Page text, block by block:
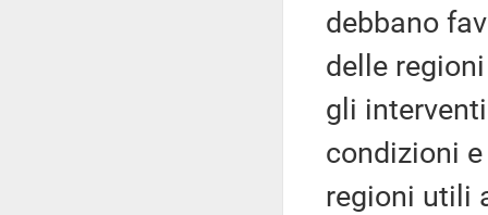
debbano
delle
gli
condizioni
regioni utili